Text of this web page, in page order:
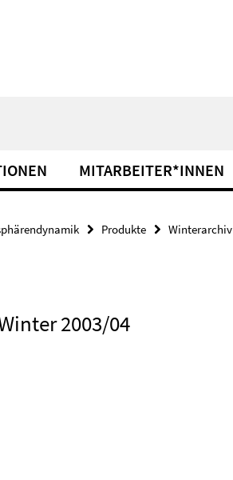
MITARBEITER*INNEN
Produkte Winterarchiv
2003/04